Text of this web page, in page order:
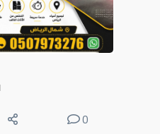
0